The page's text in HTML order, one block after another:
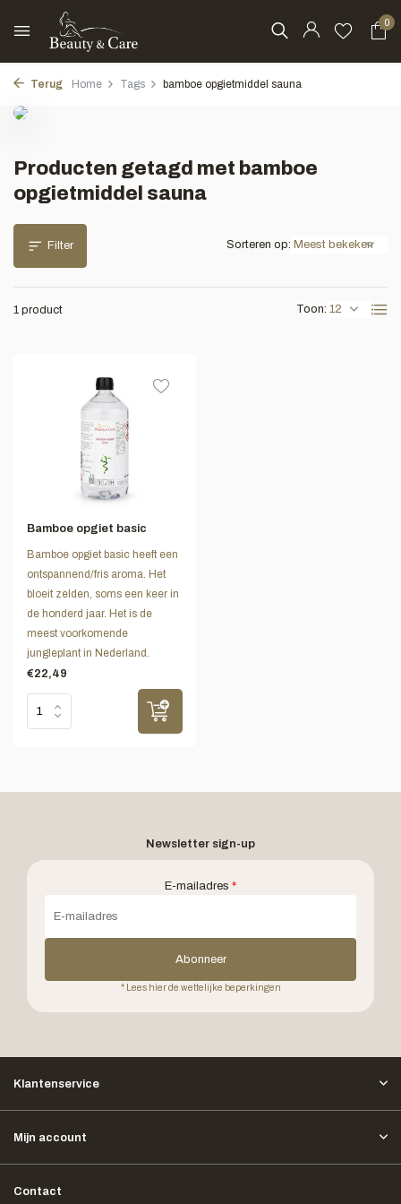
0
Terug Home Tags bamboe opgietmiddel sauna
Producten getagd met bamboe
opgietmiddel sauna
Filter
1 product Toon:
Sorteren op:
Bamboe opgiet basic
Bamboe opgiet basic heeft een
ontspannend/fris aroma. Het
bloeit zelden, soms een keer in
de honderd jaar. Het is de
meest voorkomende
jungleplant in Nederland.
€22,49
Newsletter sign-up
E-mailadres *
Abonneer
* Lees hier de wettelijke beperkingen
Klantenservice
Mijn account
Contact